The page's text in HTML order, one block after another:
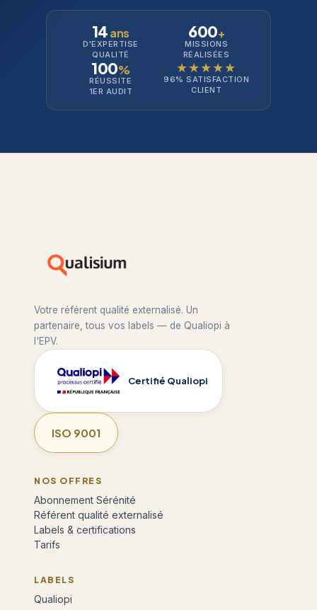
14ans
D'EXPERTISE
QUALITÉ
600+
MISSIONS
RÉALISÉES
100%
RÉUSSITE
1ER AUDIT
★★★★★
96% SATISFACTION
CLIENT
Votre référent qualité externalisé. Un
partenaire, tous vos labels — de Qualiopi à
l'EPV.
Certifié Qualiopi
ISO 9001
NOS OFFRES
Abonnement Sérénité
Référent qualité externalisé
Labels & certifications
Tarifs
LABELS
Qualiopi